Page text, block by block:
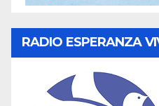
RADIO ESPERANZA